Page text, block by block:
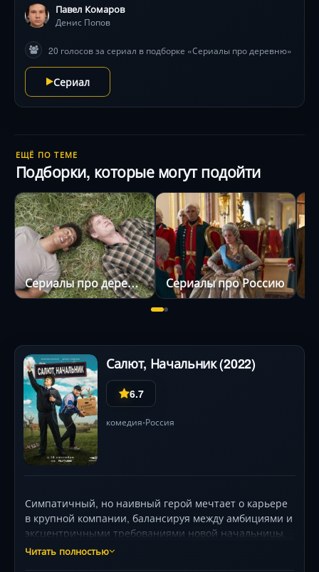
Павел Комаров
Денис Попов
20 голосов за сериал в подборке «Сериалы про деревню»
Сериал
ЕЩЁ ПО ТЕМЕ
Подборки, которые могут подойти
Сериалы про деревню Сериалы про Россию
Салют, Начальник (2022)
6.7
комедия•Россия
Симпатичный, но наивный герой мечтает о карьере
в крупной компании, балансируя между амбициями и
эксцентричными требованиями новой начальницы.
Внезапный перевод в глухую провинцию
Читать полностью